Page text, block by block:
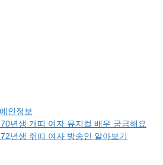
인정보
년생 개띠 여자 뮤지컬 배우 궁금해요
년생 쥐띠 여자 방송인 알아보기